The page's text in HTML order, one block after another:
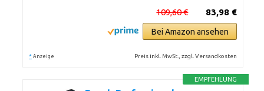
83,98 €
109,60 €
Bei Amazon ansehen
* Anzeige Preis inkl. MwSt., zzgl. Versandkosten
EMPFEHLUNG